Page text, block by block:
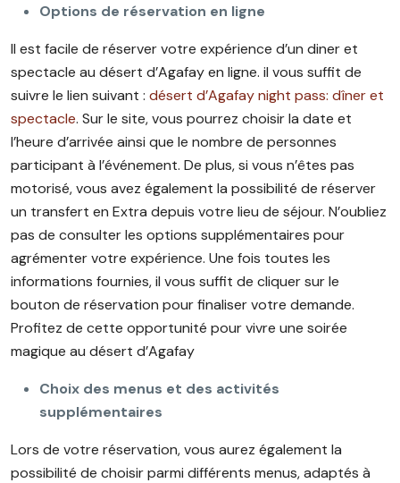
Options de réservation en ligne
Il est facile de réserver votre expérience d’un diner et
spectacle au désert d’Agafay en ligne. il vous suffit de
suivre le lien suivant : désert d’Agafay night pass: dîner et
spectacle. Sur le site, vous pourrez choisir la date et
l’heure d’arrivée ainsi que le nombre de personnes
participant à l’événement. De plus, si vous n’êtes pas
motorisé, vous avez également la possibilité de réserver
un transfert en Extra depuis votre lieu de séjour. N’oubliez
pas de consulter les options supplémentaires pour
agrémenter votre expérience. Une fois toutes les
informations fournies, il vous suffit de cliquer sur le
bouton de réservation pour finaliser votre demande.
Profitez de cette opportunité pour vivre une soirée
magique au désert d’Agafay
Choix des menus et des activités
supplémentaires
Lors de votre réservation, vous aurez également la
possibilité de choisir parmi différents menus, adaptés à